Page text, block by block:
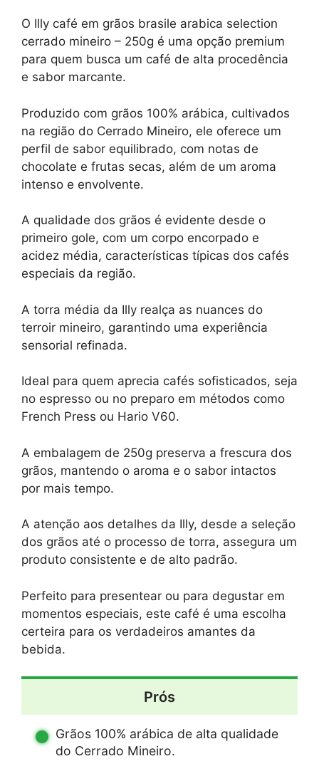
O Illy café em grãos brasile arabica selection
cerrado mineiro – 250g é uma opção premium
para quem busca um café de alta procedência
e sabor marcante.
Produzido com grãos 100% arábica, cultivados
na região do Cerrado Mineiro, ele oferece um
perfil de sabor equilibrado, com notas de
chocolate e frutas secas, além de um aroma
intenso e envolvente.
A qualidade dos grãos é evidente desde o
primeiro gole, com um corpo encorpado e
acidez média, características típicas dos cafés
especiais da região.
A torra média da Illy realça as nuances do
terroir mineiro, garantindo uma experiência
sensorial refinada.
Ideal para quem aprecia cafés sofisticados, seja
no espresso ou no preparo em métodos como
French Press ou Hario V60.
A embalagem de 250g preserva a frescura dos
grãos, mantendo o aroma e o sabor intactos
por mais tempo.
A atenção aos detalhes da Illy, desde a seleção
dos grãos até o processo de torra, assegura um
produto consistente e de alto padrão.
Perfeito para presentear ou para degustar em
momentos especiais, este café é uma escolha
certeira para os verdadeiros amantes da
bebida.
Prós
Grãos 100% arábica de alta qualidade
do Cerrado Mineiro.